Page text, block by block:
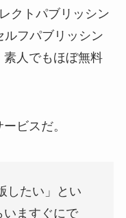
クトパブリッシン
ルフパブリッシン
素人でもほぼ無料
ビスだ。
したい」とい
いますぐにで